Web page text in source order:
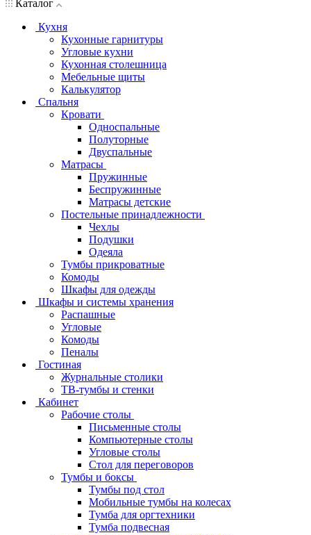
Каталог
Кухня
Кухонные гарнитуры
Угловые кухни
Кухонная столешница
Мебельные щиты
Калькулятор
Спальня
Кровати
Односпальные
Полуторные
Двуспальные
Матрасы
Пружинные
Беспружинные
Матрасы детские
Постельные принадлежности
Чехлы
Подушки
Одеяла
Тумбы прикроватные
Комоды
Шкафы для одежды
Шкафы и системы хранения
Распашные
Угловые
Комоды
Пеналы
Гостиная
Журнальные столики
ТВ‑тумбы и стенки
Кабинет
Рабочие столы
Письменные столы
Компьютерные столы
Угловые столы
Стол для переговоров
Тумбы и боксы
Тумбы под стол
Мобильные тумбы на колесах
Тумба для оргтехники
Тумба подвесная